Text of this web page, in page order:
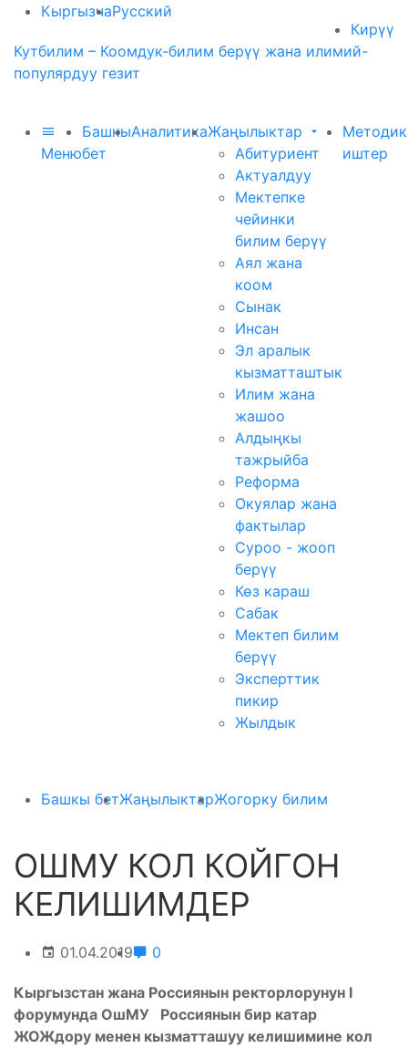
КыргызчаРусский
Кирүү
Кутбилим – Коомдук-билим берүү жана илимий-
популярдуу гезит
Меню
Башкы
бет
АналитикаЖаңылыктар
Абитуриент
Актуалдуу
Мектепке
чейинки
билим берүү
Аял жана
коом
Сынак
Инсан
Эл аралык
кызматташтык
Илим жана
жашоо
Алдыңкы
тажрыйба
Реформа
Окуялар жана
фактылар
Суроо - жооп
берүү
Көз караш
Сабак
Мектеп билим
берүү
Эксперттик
пикир
Жылдык
иштер
Башкы бетЖаңылыктарЖогорку билим
ОШМУ КОЛ КОЙГОН
КЕЛИШИМДЕР
01.04.2019 0
Кыргызстан жана Россиянын ректорлорунун I
форумунда ОшМУ Россиянын бир катар
ЖОЖдору менен кызматташуу келишимине кол